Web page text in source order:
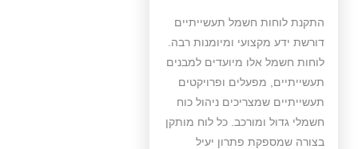
התקנת לוחות חשמל תעשייתיים
דורשת ידע מקצועי ומיומנות רבה.
לוחות חשמל אלו מיועדים למבנים
תעשייתיים, מפעלים ופרויקטים
תעשייתיים שמצריכים ניהול כוח
חשמלי גדול ומורכב. כל לוח מותקן
בצורה שמספקת פתרון יעיל